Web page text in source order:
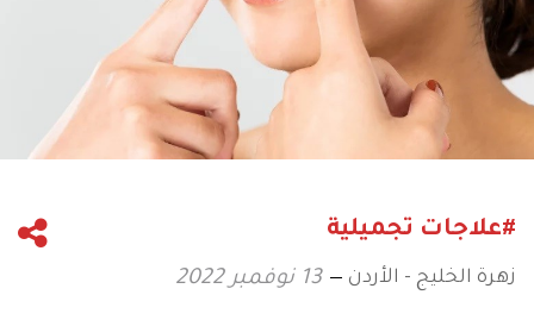
#علاجات تجميلية
زهرة الخليج - الأردن 13 نوفمبر 2022